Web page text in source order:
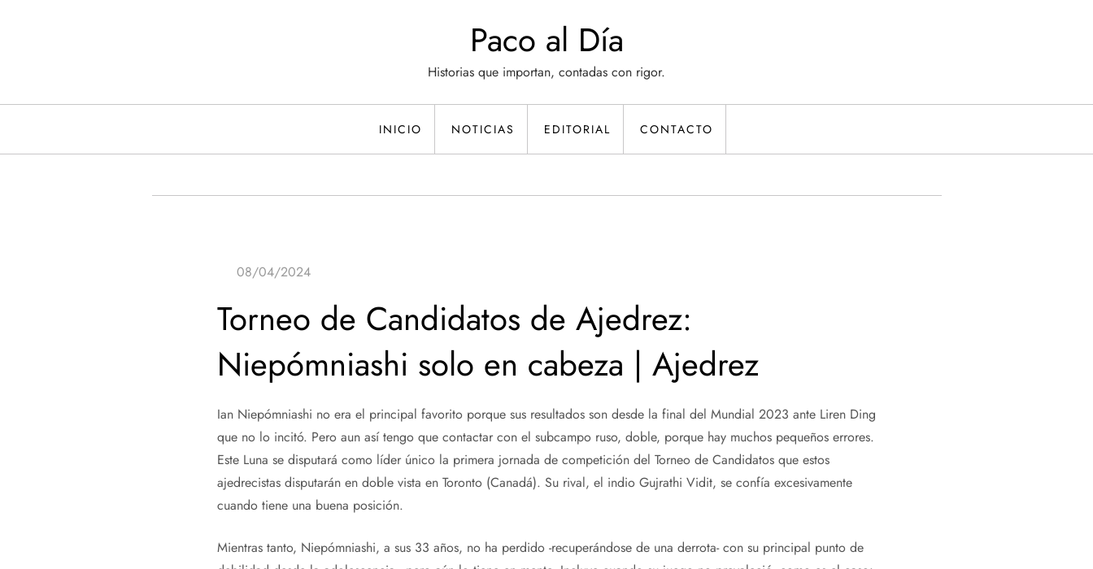
Paco al Día
Historias que importan, contadas con rigor.
INICIO NOTICIAS EDITORIAL CONTACTO
Torneo de Candidatos de Ajedrez:
Niepómniashi solo en cabeza | Ajedrez
Ian Niepómniashi no era el principal favorito porque sus resultados son desde la final del Mundial 2023 ante Liren Ding
que no lo incitó. Pero aun así tengo que contactar con el subcampo ruso, doble, porque hay muchos pequeños errores.
Este Luna se disputará como líder único la primera jornada de competición del Torneo de Candidatos que estos
ajedrecistas disputarán en doble vista en Toronto (Canadá). Su rival, el indio Gujrathi Vidit, se confía excesivamente
cuando tiene una buena posición.
Mientras tanto, Niepómniashi, a sus 33 años, no ha perdido -recuperándose de una derrota- con su principal punto de